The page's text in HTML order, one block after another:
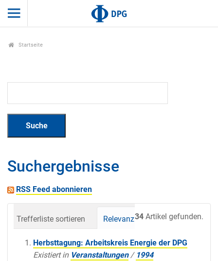
Startseite
Suchergebnisse
RSS Feed abonnieren
34 Artikel gefunden.
Trefferliste sortieren Relevanz Datum
Herbsttagung: Arbeitskreis Energie der DPG
Existiert in Veranstaltungen / 1994